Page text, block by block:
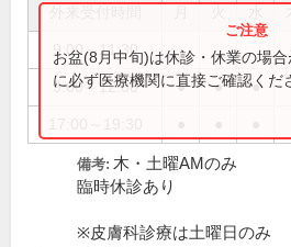
9:00～11:30
9:00～12:00 ● ● ●
お盆(8月中旬)は休診・休業の場
に必ず医療機関に直接ご確認くだ
備考: 木・土曜AMのみ
臨時休診あり
※皮膚科診療は土曜日のみ